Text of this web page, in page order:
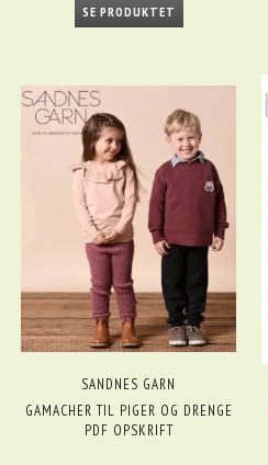
SE PRODUKTET
SANDNES GARN
GAMACHER TIL PIGER OG DRENGE
PDF OPSKRIFT